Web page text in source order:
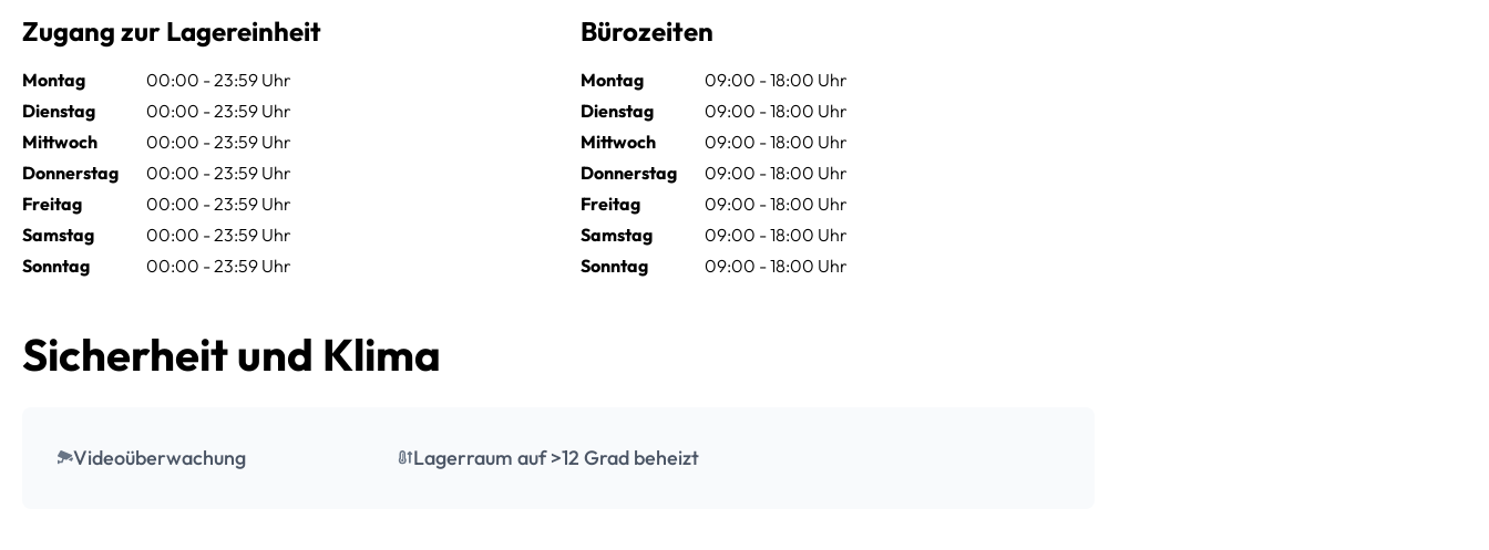
Zugang zur Lagereinheit
Montag
00:00 - 23:59 Uhr
Dienstag
00:00 - 23:59 Uhr
Mittwoch
00:00 - 23:59 Uhr
Donnerstag
00:00 - 23:59 Uhr
Freitag
00:00 - 23:59 Uhr
Samstag
00:00 - 23:59 Uhr
Sonntag
00:00 - 23:59 Uhr
Bürozeiten
Montag
09:00 - 18:00 Uhr
Dienstag
09:00 - 18:00 Uhr
Mittwoch
09:00 - 18:00 Uhr
Donnerstag
09:00 - 18:00 Uhr
Freitag
09:00 - 18:00 Uhr
Samstag
09:00 - 18:00 Uhr
Sonntag
09:00 - 18:00 Uhr
Sicherheit und Klima
Videoüberwachung Lagerraum auf >12 Grad beheizt